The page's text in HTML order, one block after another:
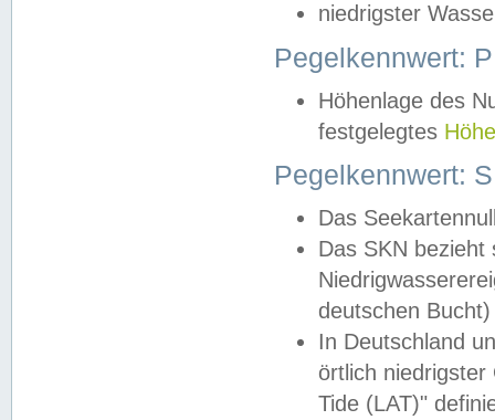
niedrigster
Pegelkennwert:
Höhenlage des
festgelegtes
Pegelkennwert:
Das
Das SKN
deutschen
In Deutschland
örtlich
Tide (LAT)"